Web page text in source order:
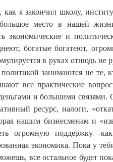
как я закончил школу,
большое место в нашей
экономические и
богатые богатеют,
в руках отнюдь
занимаются не те,
все практические
и большими связями.
ресурс, налоги,
нашим бизнесменам и
огромную поддержку -
экономика. Пока у
все остальное будет